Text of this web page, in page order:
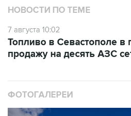
7 августа 10:02
продажу на десять АЗС